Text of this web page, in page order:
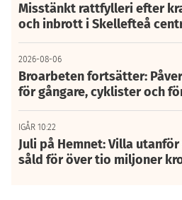
Misstänkt rattfylleri efter
och inbrott i Skellefteå
2026-08-06
Broarbeten fortsätter:
för gångare, cyklister och
IGÅR 10:22
Juli på Hemnet: Villa
såld för över tio miljoner